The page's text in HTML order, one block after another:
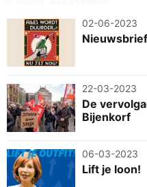
02-06-2023
22-03-2023
De
Bijenkorf
06-03-2023
Lift je loon!